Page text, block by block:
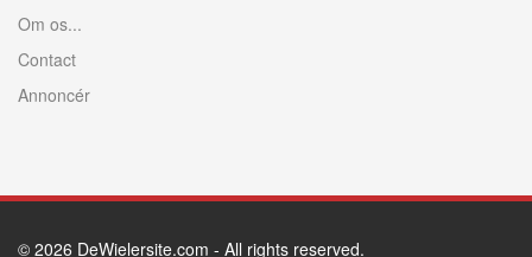
Om os...
Contact
Annoncér
© 2026 DeWielersite.com - All rights reserved.